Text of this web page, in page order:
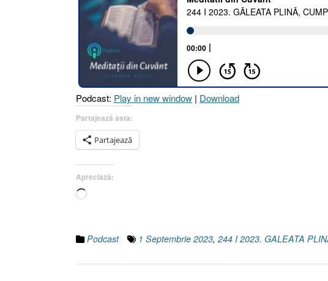
Podcast: Play in new window | Download
Partajează asta:
Partajează
Apreciază:
Încarc...
Podcast 1 Septembrie 2023, 244 I 2023. GALEATA